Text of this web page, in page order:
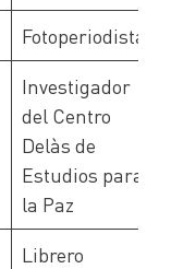
Fotoperiodista
Investigador
del Centro
Delàs de
Estudios para
la Paz
Librero